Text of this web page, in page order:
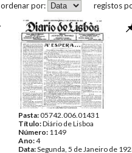
registos
ordenar por:
Pasta:05742.006.01431
Título:Diário de Lisboa
Número: 1149
Ano:4
Data:Segunda, 5 de Janeiro de